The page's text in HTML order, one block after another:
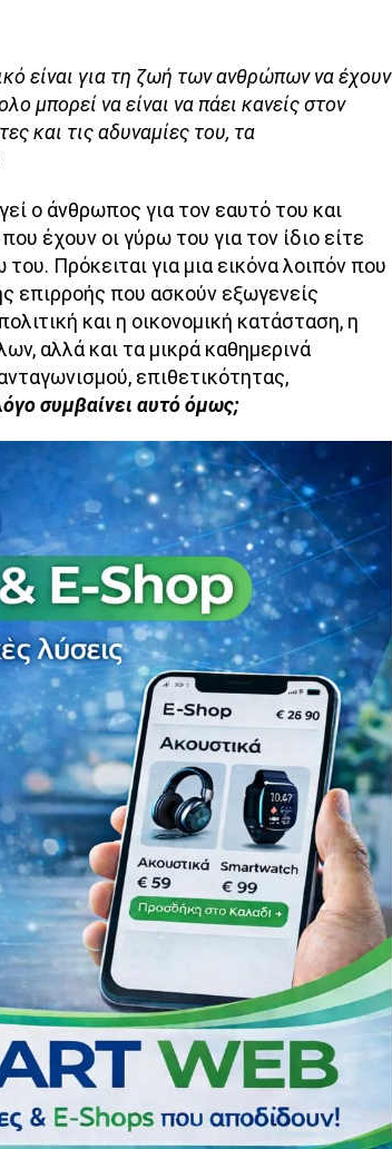
είναι για τη ζωή των ανθρώπων να έχουν
μπορεί να είναι να πάει κανείς στον
και τις αδυναμίες του, τα
ο άνθρωπος για τον εαυτό του και
έχουν οι γύρω του για τον ίδιο είτε
Πρόκειται για μια εικόνα λοιπόν που
επιρροής που ασκούν εξωγενείς
και η οικονομική κατάσταση, η
αλλά και τα μικρά καθημερινά
επιθετικότητας,
συμβαίνει αυτό όμως;